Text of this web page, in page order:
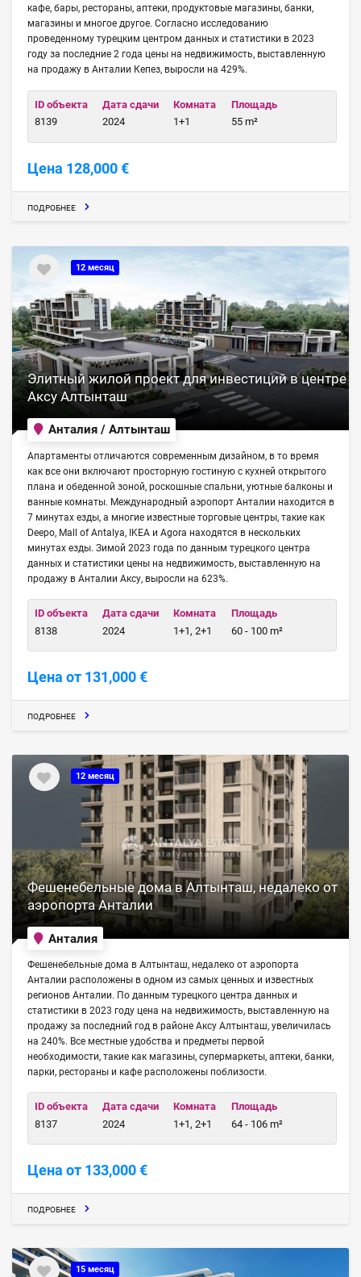
кафе, бары, рестораны, аптеки, продуктовые магазины, банки,
магазины и многое другое. Согласно исследованию
проведенному турецким центром данных и статистики в 2023
году за последние 2 года цены на недвижимость, выставленную
на продажу в Анталии Кепез, выросли на 429%.
ID объекта
8139
Дата сдачи
2024
Комната
1+1
Площадь
55 m²
Цена 128,000 €
ПОДРОБНЕЕ
12 месяц
Элитный жилой проект для инвестиций в центре
Аксу Алтынташ
Анталия / Алтынташ
Апартаменты отличаются современным дизайном, в то время
как все они включают просторную гостиную с кухней открытого
плана и обеденной зоной, роскошные спальни, уютные балконы и
ванные комнаты. Международный аэропорт Анталии находится в
7 минутах езды, а многие известные торговые центры, такие как
Deepo, Mall of Antalya, IKEA и Agora находятся в нескольких
минутах езды. Зимой 2023 года по данным турецкого центра
данных и статистики цены на недвижимость, выставленную на
продажу в Анталии Аксу, выросли на 623%.
ID объекта
8138
Дата сдачи
2024
Комната
1+1, 2+1
Площадь
60 - 100 m²
Цена от 131,000 €
ПОДРОБНЕЕ
12 месяц
Фешенебельные дома в Алтынташ, недалеко от
аэропорта Анталии
Анталия
Фешенебельные дома в Алтынташ, недалеко от аэропорта
Анталии расположены в одном из самых ценных и известных
регионов Анталии. По данным турецкого центра данных и
статистики в 2023 году цена на недвижимость, выставленную на
продажу за последний год в районе Аксу Алтынташ, увеличилась
на 240%. Все местные удобства и предметы первой
необходимости, такие как магазины, супермаркеты, аптеки, банки,
парки, рестораны и кафе расположены поблизости.
ID объекта
8137
Дата сдачи
2024
Комната
1+1, 2+1
Площадь
64 - 106 m²
Цена от 133,000 €
ПОДРОБНЕЕ
15 месяц